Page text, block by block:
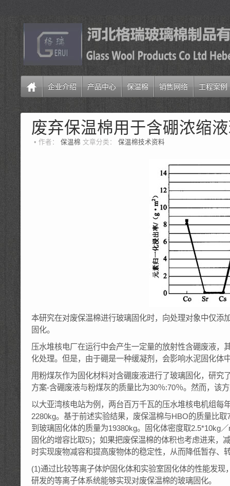
企业介绍 产品中心 保温棉 销售网络 工程案例
废弃保温棉用于含硼浓缩
作者： 保温棉 文章分类： 保温棉技术资料
本研究在对废保温棉进行玻璃固化时，向处理对象中仅添
固化。
压水堆核电厂在运行中会产生一定量的放射性含硼废液
化处理。但是，由于硼是一种缓凝剂，会影响水泥固化
用粉煤灰作为固化材料对含硼废液进行了玻璃固化，研
方案-含硼废液与粉煤灰的质量比为30％:70％。然而，该
以大亚湾核电站为例，两台百万千瓦的压水堆核电机组每
2280kg。基于前述实验结果，废保温棉与HBO的质量比
到玻璃固化体的质量为19380kg。固化体密度取2.5*10kg
固化的增容比取5)；如果把废保温棉的体积也考虑进来，
时实现废物减容和提高废物体的稳定性，从而降低暂存、
(1)通过比较等离子体炉固化体和实验室固化体的性能发
研发的等离子体系统能够实现对废保温棉的玻璃固化。